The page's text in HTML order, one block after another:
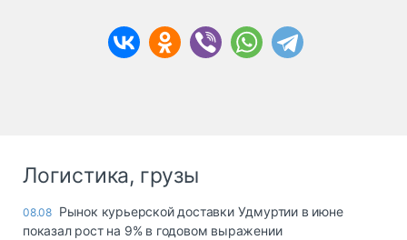
Логистика, грузы
08.08 Рынок курьерской доставки Удмуртии в июне
показал рост на 9% в годовом выражении